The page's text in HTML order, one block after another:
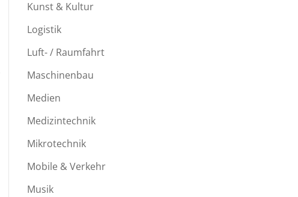
Kunst & Kultur
Logistik
Luft- / Raumfahrt
Maschinenbau
Medien
Medizintechnik
Mikrotechnik
Mobile & Verkehr
Musik